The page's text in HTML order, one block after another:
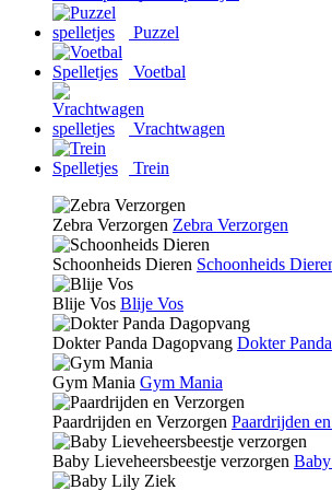
Puzzel
Voetbal
Vrachtwagen
Trein
Zebra Verzorgen Zebra Verzorgen
Schoonheids Dieren Schoonheids
Blije Vos Blije Vos
Dokter Panda Dagopvang Dokter
Gym Mania Gym Mania
Paardrijden en Verzorgen Paardrijden
Baby Lieveheersbeestje verzorgen